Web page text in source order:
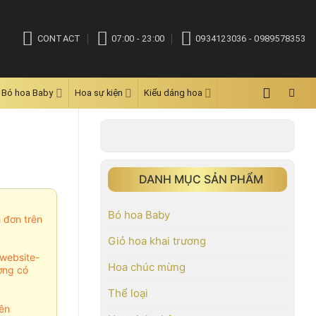
CONTACT 07:00 - 23:00 0934123036 - 0989578353
Bó hoa Baby Hoa sự kiện Kiểu dáng hoa
DANH MỤC SẢN PHẨM
Bó hoa Baby
Giỏ hoa khai trương
Hoa chúc mừng
Thể loại
đơn trên
có